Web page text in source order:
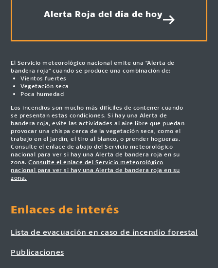
Alerta Roja del día de hoy
El Servicio meteorológico nacional emite una "Alerta de
bandera roja" cuando se produce una combinación de:
Vientos fuertes
Vegetación seca
Poca humedad
Los incendios son mucho más difíciles de contener cuando
se presentan estas condiciones. Si hay una Alerta de
bandera roja, evite las actividades al aire libre que puedan
provocar una chispa cerca de la vegetación seca, como el
trabajo en el jardín, el tiro al blanco, o prender hogueras.
Consulte el enlace de abajo del Servicio meteorológico
nacional para ver si hay una Alerta de bandera roja en su
zona.Consulte el enlace del Servicio meteorológico
nacional para ver si hay una Alerta de bandera roja en su
zona.
Enlaces de interés
Lista de evacuación en caso de incendio forestal
Publicaciones